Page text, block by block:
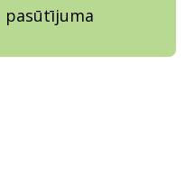
pasūtījuma